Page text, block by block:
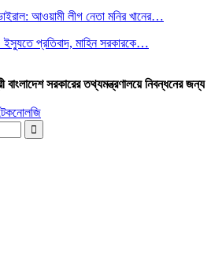
আওয়ামী লীগ নেতা মনির খানের…
ইস্যুতে প্রতিবাদ, মাহিন সরকারকে…
বাংলাদেশ সরকারের তথ্যমন্ত্রণালয়ে নিবন্ধনের জন্য